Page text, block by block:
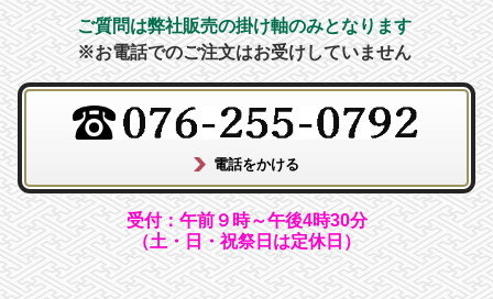
ご質問は弊社販売の掛け軸のみとなります
※お電話でのご注文はお受けしていません
受付：午前９時～午後4時30分
（土・日・祝祭日は定休日）